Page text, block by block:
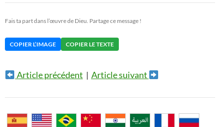
Fais ta part dans l’œuvre de Dieu. Partage ce message !
COPIER L’IMAGE COPIER LE TEXTE
Article précédent | Article suivant